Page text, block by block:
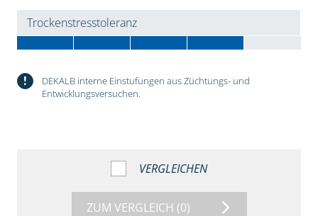
Trockenstresstoleranz
!
DEKALB interne Einstufungen aus Züchtungs- und
Entwicklungsversuchen.
VERGLEICHEN
ZUM VERGLEICH (0)